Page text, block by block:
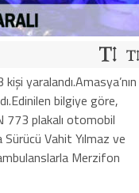
yaralandı.Amasya’nın
bilgiye göre,
773 plakalı otomobil
Vahit Yılmaz ve
Merzifon